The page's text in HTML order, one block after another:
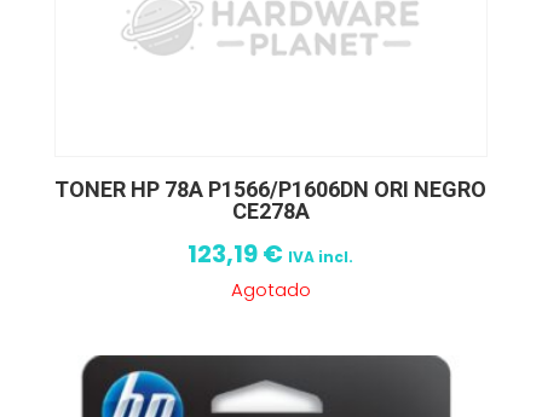
TONER HP 78A P1566/P1606DN ORI NEGRO
CE278A
123,19€ IVA incl.
Agotado